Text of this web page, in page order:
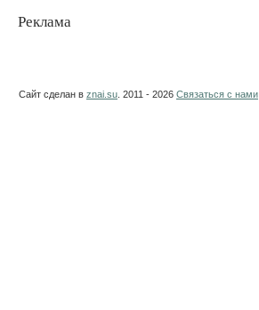
Реклама
Сайт сделан в znai.su . 2011 - 2026 Связаться с нами